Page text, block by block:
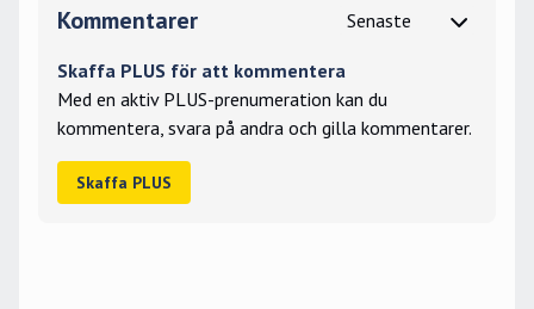
Kommentarer
Skaffa PLUS för att kommentera
Med en aktiv PLUS-prenumeration kan du
kommentera, svara på andra och gilla kommentarer.
Skaffa PLUS